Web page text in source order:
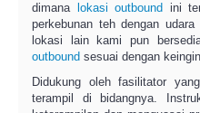
dimana
lokasi outbound ini
perkebunan teh dengan
lokasi lain kami pun
outbound sesuai dengan
Didukung oleh fasilitator
terampil di bidangnya.